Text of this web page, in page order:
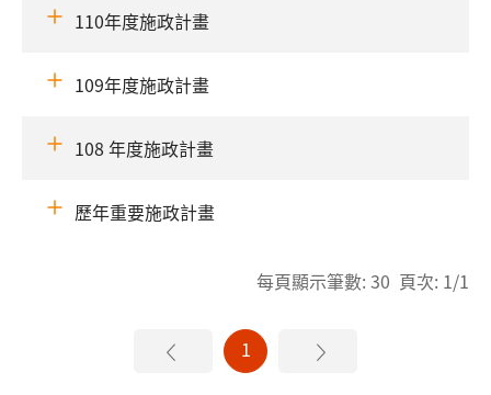
110年度施政計畫
109年度施政計畫
108 年度施政計畫
歷年重要施政計畫
每頁顯示筆數: 30 頁次: 1/1
1